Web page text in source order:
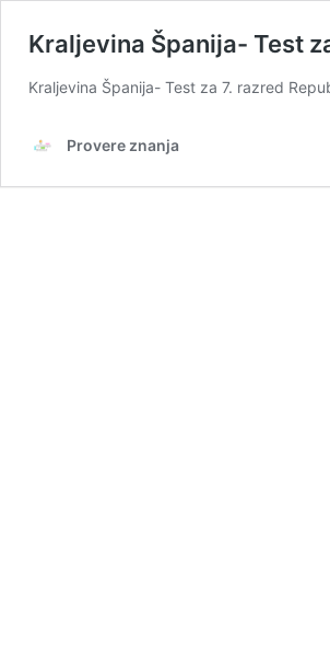
Kraljevina Španija- Test
Kraljevina Španija- Test za 7. razred
Provere znanja